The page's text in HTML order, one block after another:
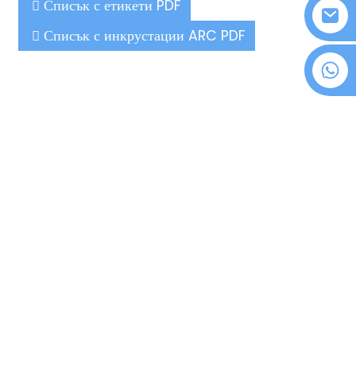
Списък с етикети PDF
Списък с инкрустации ARC PDF